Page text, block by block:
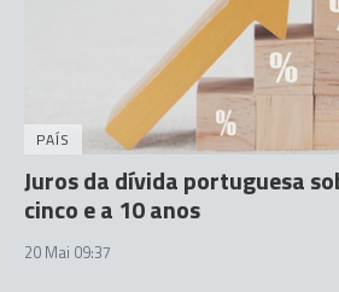
PAÍS
Juros da dívida portuguesa
cinco e a 10 anos
20 Mai 09:37